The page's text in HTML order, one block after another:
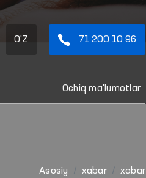
O'Z 71 200 10 96
Ochiq ma'lumotlar
Asosiy xabar xabar